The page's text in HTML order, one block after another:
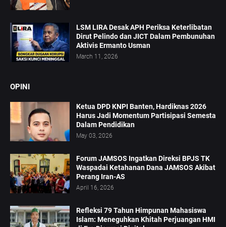
LSM LIRA Desak APH Periksa Keterlibatan
Dirut Pelindo dan JICT Dalam Pembunuhan
Aktivis Ermanto Usman
March 11, 2026
OPINI
Ketua DPD KNPI Banten, Hardiknas 2026
Harus Jadi Momentum Partisipasi Semesta
Dalam Pendidikan
May 03, 2026
Forum JAMSOS Ingatkan Direksi BPJS TK
Waspadai Ketahanan Dana JAMSOS Akibat
Perang Iran-AS
April 16, 2026
Refleksi 79 Tahun Himpunan Mahasiswa
Islam: Meneguhkan Khitah Perjuangan HMI